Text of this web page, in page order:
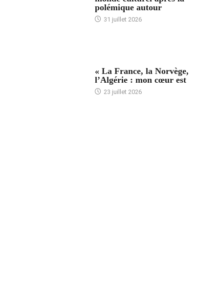
polémique autour
31 juillet 2026
« La France, la Norvège,
l’Algérie : mon cœur est
23 juillet 2026